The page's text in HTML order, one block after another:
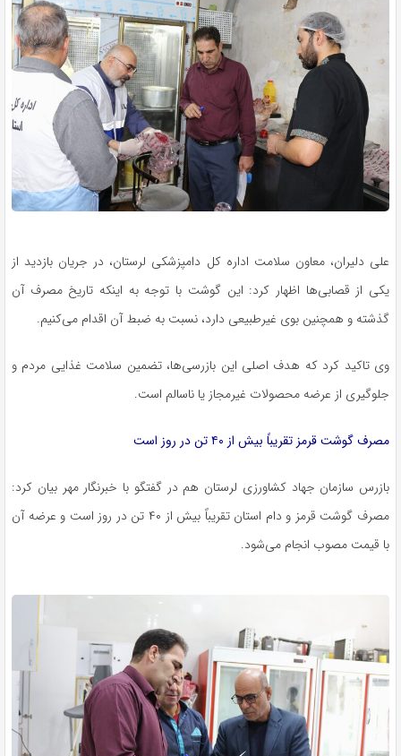
علی دلیران، معاون سلامت اداره کل دامپزشکی لرستان، در جریان بازدید از
یکی از قصابی‌ها اظهار کرد: این گوشت با توجه به اینکه تاریخ مصرف آن
گذشته و همچنین بوی غیرطبیعی دارد، نسبت به ضبط آن اقدام می‌کنیم.
وی تاکید کرد که هدف اصلی این بازرسی‌ها، تضمین سلامت غذایی مردم و
جلوگیری از عرضه محصولات غیرمجاز یا ناسالم است.
مصرف گوشت قرمز تقریباً بیش از ۴۰ تن در روز است
بازرس سازمان جهاد کشاورزی لرستان هم در گفتگو با خبرنگار مهر بیان کرد:
مصرف گوشت قرمز و دام استان تقریباً بیش از ۴۰ تن در روز است و عرضه آن
با قیمت مصوب انجام می‌شود.